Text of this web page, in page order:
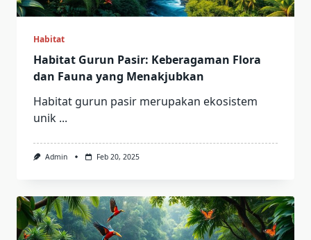
Habitat
Habitat Gurun Pasir: Keberagaman Flora
dan Fauna yang Menakjubkan
Habitat gurun pasir merupakan ekosistem
unik ...
Admin Feb 20, 2025